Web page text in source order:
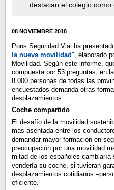
destacan el colegio
08 NOVIEMBRE 2018
Pons Seguridad Vial ha
la nueva movilidad", elaborado
Movilidad. Según este informe,
compuesta por 53 preguntas, en
8.000 personas de todas las
encuestados demanda otras
desplazamientos.
Coche compartido
El desafío de la movilidad
más asentada entre los
demandar mayor formación en
preocupación por una movilidad
mitad de los españoles
vendería su coche, si tuvieran
desplazamientos cotidianos
eficiente.